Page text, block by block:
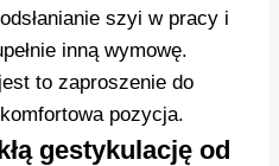
szyi w pracy i
inną wymowę.
to zaproszenie do
pozycja.
gestykulację od